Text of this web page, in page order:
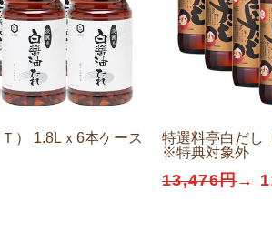
） 1.8Lｘ6本ケース
特選料亭白だし
※特典対象外
13,476円→